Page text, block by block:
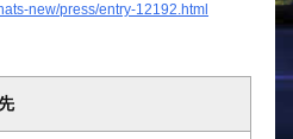
new/press/entry-12192.html